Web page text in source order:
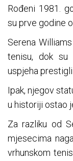
Rođeni 1981.
su prve godine
Serena
tenisu, dok su
uspjeha
Ipak, njegov
u historiji ostao
Za razliku od
mjesecima
vrhunskom